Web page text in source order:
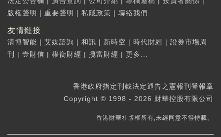
版權聲明 | 重要聲明 | 私隱政策 | 聯絡我們
友情鏈接
清博智能 | 艾媒諮詢 | 和訊 | 新時空 | 時代財經 | 證券市場周
刊
| 壹財信 | 權衡財經 | 攬富財經 | 更多...
香港政府指定刊載法定通告之憲報刊登報章
Copyright © 1998 - 2026 財華控股有限公司
香港財華社版權所有,未經同意不得轉載。